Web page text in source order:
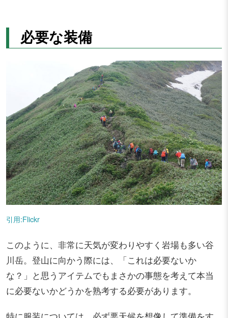
必要な装備
引用:Flickr
このように、非常に天気が変わりやすく岩場も多い谷
川岳。登山に向かう際には、「これは必要ないか
な？」と思うアイテムでもまさかの事態を考えて本当
に必要ないかどうかを熟考する必要があります。